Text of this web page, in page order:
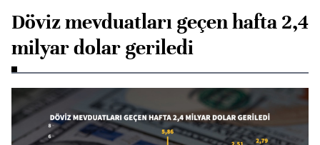
Döviz mevduatları geçen hafta 2,4
milyar dolar geriledi